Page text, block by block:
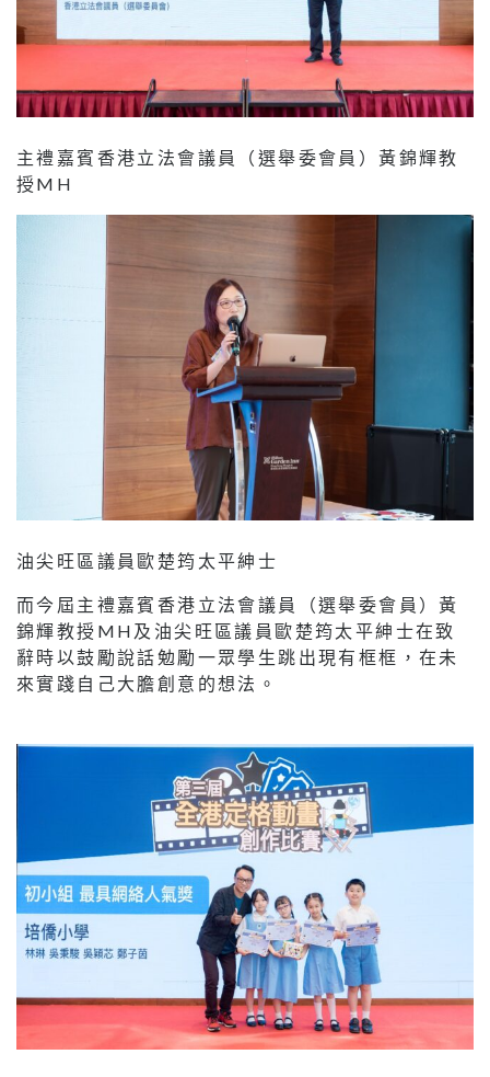
主禮嘉賓香港立法會議員（選舉委會員）黃錦輝教
授MH
油尖旺區議員歐楚筠太平紳士
而今屆主禮嘉賓香港立法會議員（選舉委會員）黃
錦輝教授MH及油尖旺區議員歐楚筠太平紳士在致
辭時以鼓勵說話勉勵一眾學生跳出現有框框，在未
來實踐自己大膽創意的想法。